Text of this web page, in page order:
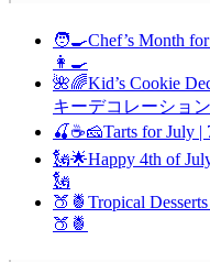
🧑‍🍳Chef’s Month
👩‍🍳
🌺🌈Kid’s Cookie
キーデコレーショ
🍒☕🧀Tarts for July
🗽🌟Happy 4th of
🗽
🍑🍍Tropical
🍑🍍